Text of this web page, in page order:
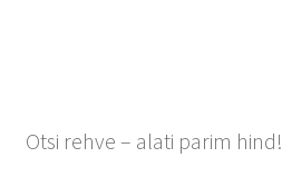
Otsi rehve – alati parim hind!